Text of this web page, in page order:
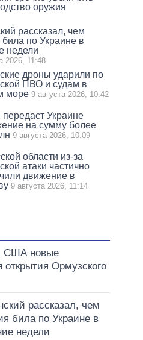
оружия
рассказал, чем
била по Украине в
недели
2026, 11:48
дроны ударили по
ПВО и судам в
море 9 августа 2026, 10:42
передаст Украине
на сумму более
9 августа 2026, 10:09
области из-за
атаки частично
движение в
9 августа 2026, 11:14
США новые
открытия Ормузского
рассказал, чем
била по Украине в
недели